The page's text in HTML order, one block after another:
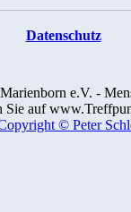
Datenschutz
e.V. -
Sie auf
© Peter